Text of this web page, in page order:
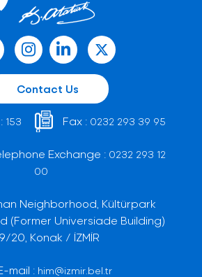
Contact Us
153 Fax : 0232 293 39 95
Exchange : 0232 293 12
00
Neighborhood, Kültürpark
(Former Universiade Building)
20, Konak / İZMİR
mail : him@izmir.bel.tr